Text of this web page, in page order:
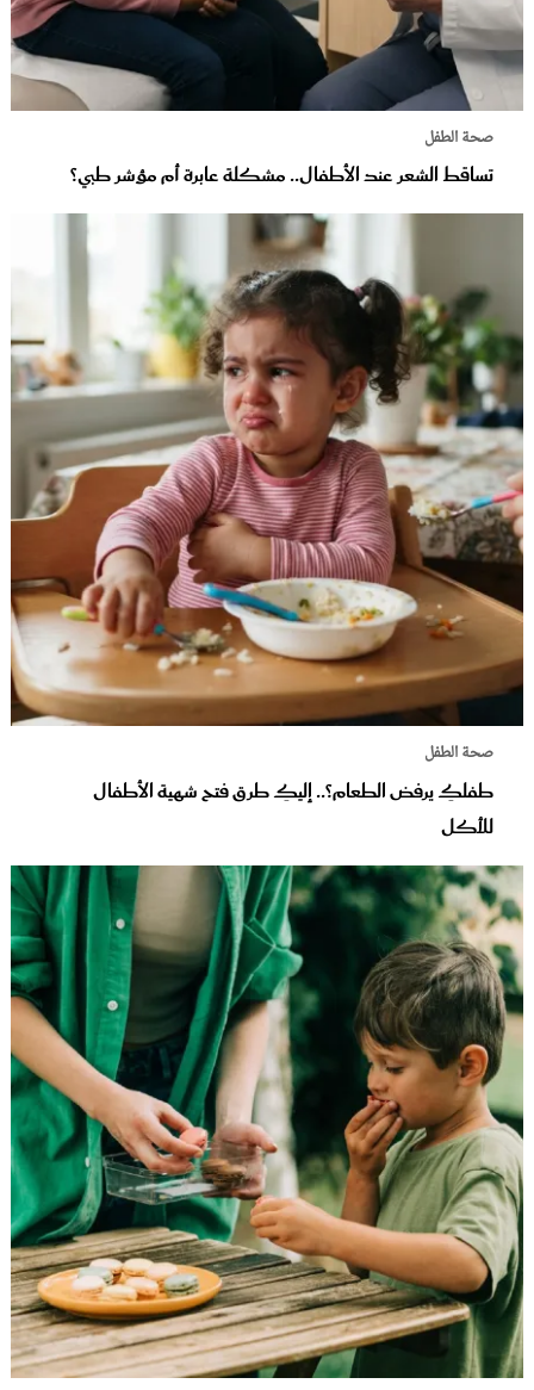
صحة الطفل
تساقط الشعر عند الأطفال.. مشكلة عابرة أم مؤشر طبي؟
صحة الطفل
طفلكِ يرفض الطعام؟.. إليكِ طرق فتح شهية الأطفال
للأكل